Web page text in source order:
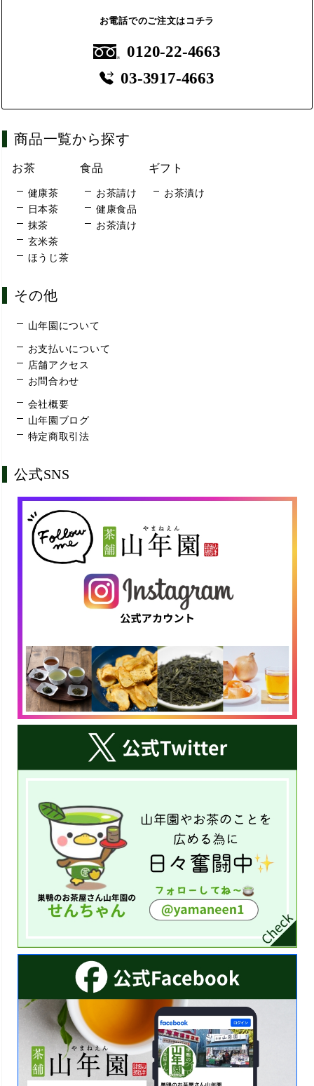
お電話でのご注文はコチラ
0120-22-4663
03-3917-4663
商品一覧から探す
お茶
健康茶
日本茶
抹茶
玄米茶
ほうじ茶
食品
お茶請け
健康食品
お茶漬け
ギフト
お茶漬け
その他
山年園について
お支払いについて
店舗アクセス
お問合わせ
会社概要
山年園ブログ
特定商取引法
公式SNS